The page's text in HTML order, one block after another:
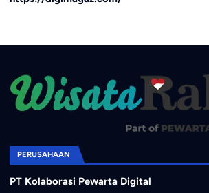
PERUSAHAAN
PT Kolaborasi Pewarta Digital